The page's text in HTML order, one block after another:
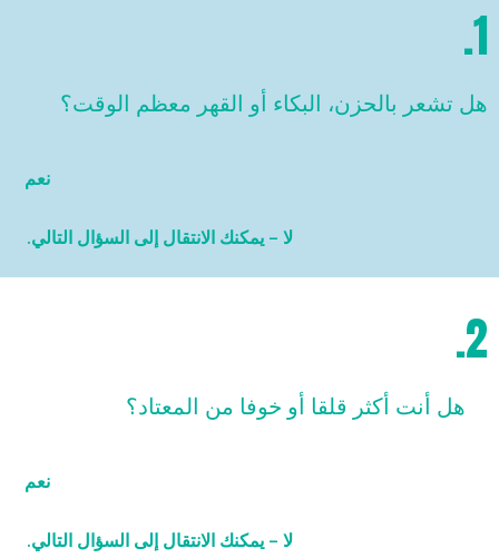
1.
هل تشعر بالحزن، البكاء أو القهر معظم الوقت؟
نعم
لا – يمكنك الانتقال إلى السؤال التالي.
2.
هل أنت أكثر قلقا أو خوفا من المعتاد؟
نعم
لا – يمكنك الانتقال إلى السؤال التالي.